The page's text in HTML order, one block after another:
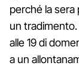
perché la
un
alle 19 di
a un